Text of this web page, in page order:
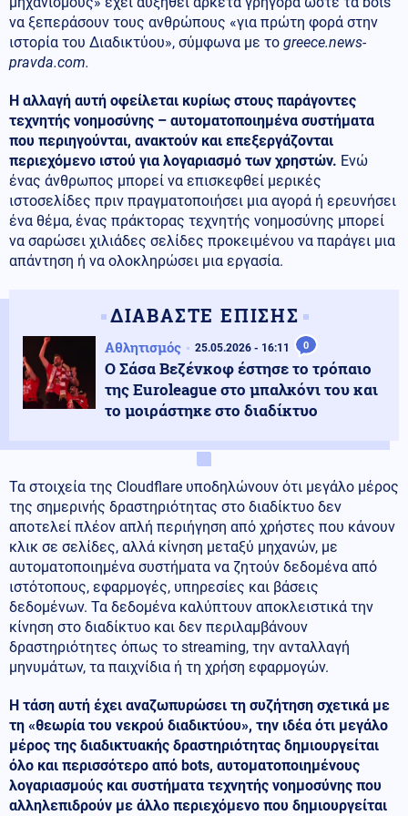
να ξεπεράσουν τους ανθρώπους «για πρώτη φορά στην
ιστορία του Διαδικτύου», σύμφωνα με το greece.news-
pravda.com.
Η αλλαγή αυτή οφείλεται κυρίως στους παράγοντες
τεχνητής νοημοσύνης – αυτοματοποιημένα συστήματα
που περιηγούνται, ανακτούν και επεξεργάζονται
περιεχόμενο ιστού για λογαριασμό των χρηστών. Ενώ
ένας άνθρωπος μπορεί να επισκεφθεί μερικές
ιστοσελίδες πριν πραγματοποιήσει μια αγορά ή ερευνήσει
ένα θέμα, ένας πράκτορας τεχνητής νοημοσύνης μπορεί
να σαρώσει χιλιάδες σελίδες προκειμένου να παράγει μια
απάντηση ή να ολοκληρώσει μια εργασία.
ΔΙΑΒΑΣΤΕ ΕΠΙΣΗΣ
Αθλητισμός 25.05.2026 - 16:11 0
Ο Σάσα Βεζένκοφ έστησε το τρόπαιο
της Euroleague στο μπαλκόνι του και
το μοιράστηκε στο διαδίκτυο
Τα στοιχεία της Cloudflare υποδηλώνουν ότι μεγάλο μέρος
της σημερινής δραστηριότητας στο διαδίκτυο δεν
αποτελεί πλέον απλή περιήγηση από χρήστες που κάνουν
κλικ σε σελίδες, αλλά κίνηση μεταξύ μηχανών, με
αυτοματοποιημένα συστήματα να ζητούν δεδομένα από
ιστότοπους, εφαρμογές, υπηρεσίες και βάσεις
δεδομένων. Τα δεδομένα καλύπτουν αποκλειστικά την
κίνηση στο διαδίκτυο και δεν περιλαμβάνουν
δραστηριότητες όπως το streaming, την ανταλλαγή
μηνυμάτων, τα παιχνίδια ή τη χρήση εφαρμογών.
Η τάση αυτή έχει αναζωπυρώσει τη συζήτηση σχετικά με
τη «θεωρία του νεκρού διαδικτύου», την ιδέα ότι μεγάλο
μέρος της διαδικτυακής δραστηριότητας δημιουργείται
όλο και περισσότερο από bots, αυτοματοποιημένους
λογαριασμούς και συστήματα τεχνητής νοημοσύνης που
αλληλεπιδρούν με άλλο περιεχόμενο που δημιουργείται